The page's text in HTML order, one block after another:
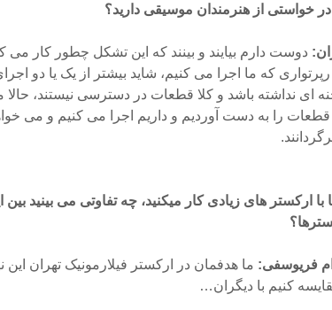
خواستی از هنرمندان موسیقی دارید؟
دوست دارم بیایند و بینند که این تشکل چطور کار می
رپرتواری که ما اجرا می کنیم، شاید بیشتر از یک یا دو
ای نداشته باشد و کلا قطعات در دسترسی نیستند، حالا
قطعات را به دست آوردیم و داریم اجرا می کنیم و می خواهم
با ارکستر های زیادی کار میکنید، چه تفاوتی می بینید بین
فریوسفی: ما هدفمان در ارکستر فیلارمونیک تهران
کنیم با دیگران…